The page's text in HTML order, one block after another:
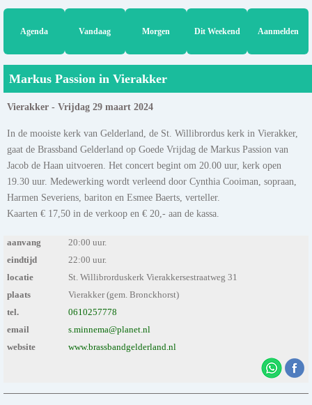
Agenda Vandaag Morgen Dit Weekend Aanmelden
Markus Passion in Vierakker
Vierakker - Vrijdag 29 maart 2024
In de mooiste kerk van Gelderland, de St. Willibrordus kerk in Vierakker,
gaat de Brassband Gelderland op Goede Vrijdag de Markus Passion van
Jacob de Haan uitvoeren. Het concert begint om 20.00 uur, kerk open
19.30 uur. Medewerking wordt verleend door Cynthia Cooiman, sopraan,
Harmen Severiens, bariton en Esmee Baerts, verteller.
Kaarten € 17,50 in de verkoop en € 20,- aan de kassa.
aanvang
20:00 uur.
eindtijd
22:00 uur.
locatie
St. Willibrorduskerk Vierakkersestraatweg 31
plaats
Vierakker (gem. Bronckhorst)
tel.
0610257778
email
s.minnema@planet.nl
website
www.brassbandgelderland.nl